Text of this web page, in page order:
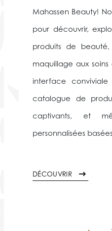
Mahassen Beauty!
pour découvrir,
produits de
maquillage aux
interface
catalogue de
captivants, et
personnalisées
DÉCOUVRIR